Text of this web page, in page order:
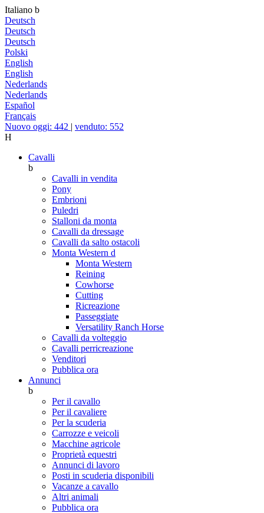
Italiano b
Deutsch
Deutsch
Deutsch
Polski
English
English
Nederlands
Nederlands
Español
Français
Nuovo oggi: 442 | venduto: 552
H
Cavalli
b
Cavalli in vendita
Pony
Embrioni
Puledri
Stalloni da monta
Cavalli da dressage
Cavalli da salto ostacoli
Monta Western d
Monta Western
Reining
Cowhorse
Cutting
Ricreazione
Passeggiate
Versatility Ranch Horse
Cavalli da volteggio
Cavalli perricreazione
Venditori
Pubblica ora
Annunci
b
Per il cavallo
Per il cavaliere
Per la scuderia
Carrozze e veicoli
Macchine agricole
Proprietà equestri
Annunci di lavoro
Posti in scuderia disponibili
Vacanze a cavallo
Altri animali
Pubblica ora